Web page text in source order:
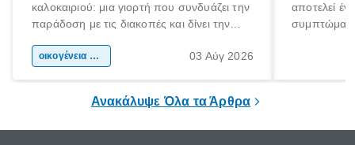
καλοκαιριού: μια γιορτή που συνδυάζει την
παράδοση με τις διακοπές και δίνει την
χώρας. Είτε πρόκειται για λίγες μέρες
οικογένεια & παιδί 03 Αύγ 2026
αποτελεί
Ανακάλυψε Όλα τα Άρθρα